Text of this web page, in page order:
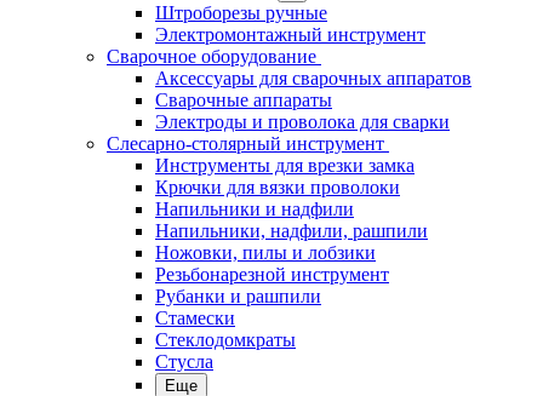
Штроборезы ручные
Электромонтажный инструмент
Сварочное оборудование
Аксессуары для сварочных аппаратов
Сварочные аппараты
Электроды и проволока для сварки
Слесарно-столярный инструмент
Инструменты для врезки замка
Крючки для вязки проволоки
Напильники и надфили
Напильники, надфили, рашпили
Ножовки, пилы и лобзики
Резьбонарезной инструмент
Рубанки и рашпили
Стамески
Стеклодомкраты
Стусла
Еще